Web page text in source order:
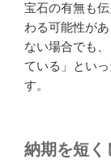
宝石の有無も
わる可能性が
ない場合でも
ている」とい
す。
納期を短く